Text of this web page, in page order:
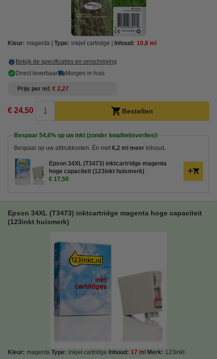
Kleur: magenta Type: inkjet cartridge Inhoud: 10,8 ml
Bekijk de specificaties en omschrijving
Direct leverbaar
Morgen in huis
Prijs per ml € 2,27
€ 24,50 Bestellen
Bespaar 54,6% op uw inkt (zonder kwaliteitsverlies)!
Bespaar op uw afdrukkosten. Én met 6,2 ml meer inhoud .
Epson 34XL (T3473) inktcartridge magenta
hoge capaciteit (123inkt huismerk)
€ 17,50
Epson 34XL (T3473) inktcartridge magenta hoge capaciteit
(123inkt huismerk)
Kleur: magenta Type: inkjet cartridge Inhoud: 17 ml Merk: 123inkt